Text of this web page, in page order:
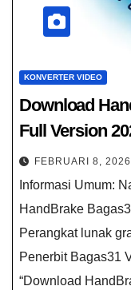
KONVERTER VIDEO
Download
Full Version
FEBRUARI 8, 2026
Informasi Umum:
HandBrake
Perangkat lunak
Penerbit Bagas31
“Download